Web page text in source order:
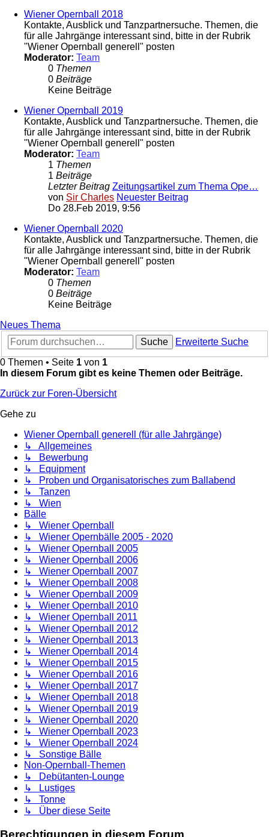
Wiener Opernball 2018
Kontakte, Ausblick und Tanzpartnersuche. Themen, die
für alle Jahrgänge interessant sind, bitte in der Rubrik
"Wiener Opernball generell" posten
Moderator: Team
0 Themen
0 Beiträge
Keine Beiträge
Wiener Opernball 2019
Kontakte, Ausblick und Tanzpartnersuche. Themen, die
für alle Jahrgänge interessant sind, bitte in der Rubrik
"Wiener Opernball generell" posten
Moderator: Team
1 Themen
1 Beiträge
Letzter Beitrag Zeitungsartikel zum Thema Ope…
von Sir Charles Neuester Beitrag
Do 28.Feb 2019, 9:56
Wiener Opernball 2020
Kontakte, Ausblick und Tanzpartnersuche. Themen, die
für alle Jahrgänge interessant sind, bitte in der Rubrik
"Wiener Opernball generell" posten
Moderator: Team
0 Themen
0 Beiträge
Keine Beiträge
Neues Thema
Suche
Erweiterte Suche
0 Themen • Seite 1 von 1
In diesem Forum gibt es keine Themen oder Beiträge.
Zurück zur Foren-Übersicht
Gehe zu
Wiener Opernball generell (für alle Jahrgänge)
↳ Allgemeines
↳ Bewerbung
↳ Equipment
↳ Proben und Organisatorisches zum Ballabend
↳ Tanzen
↳ Wien
Bälle
↳ Wiener Opernball
↳ Wiener Opernbälle 2005 - 2020
↳ Wiener Opernball 2005
↳ Wiener Opernball 2006
↳ Wiener Opernball 2007
↳ Wiener Opernball 2008
↳ Wiener Opernball 2009
↳ Wiener Opernball 2010
↳ Wiener Opernball 2011
↳ Wiener Opernball 2012
↳ Wiener Opernball 2013
↳ Wiener Opernball 2014
↳ Wiener Opernball 2015
↳ Wiener Opernball 2016
↳ Wiener Opernball 2017
↳ Wiener Opernball 2018
↳ Wiener Opernball 2019
↳ Wiener Opernball 2020
↳ Wiener Opernball 2023
↳ Wiener Opernball 2024
↳ Sonstige Bälle
Non-Opernball-Themen
↳ Debütanten-Lounge
↳ Lustiges
↳ Tonne
↳ Über diese Seite
Berechtigungen in diesem Forum